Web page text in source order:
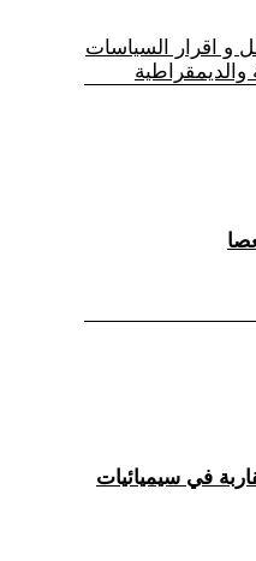
و اقرار السياسات
في سيميائيات